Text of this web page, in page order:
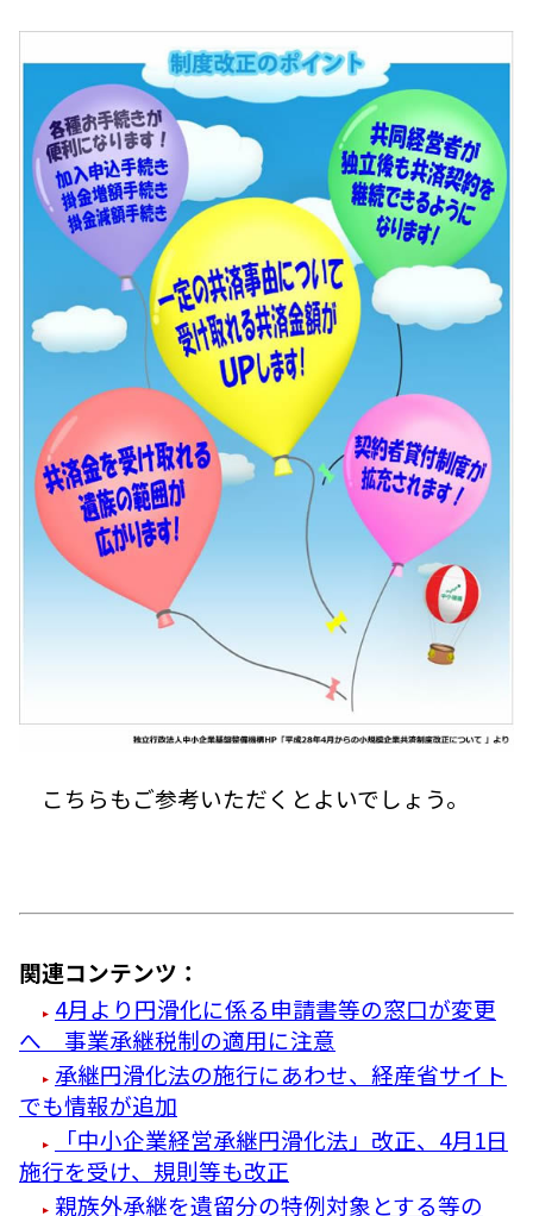
こちらもご参考いただくとよいでしょう。
関連コンテンツ：
4月より円滑化に係る申請書等の窓口が変更
へ 事業承継税制の適用に注意
承継円滑化法の施行にあわせ、経産省サイト
でも情報が追加
「中小企業経営承継円滑化法」改正、4月1日
施行を受け、規則等も改正
親族外承継を遺留分の特例対象とする等の